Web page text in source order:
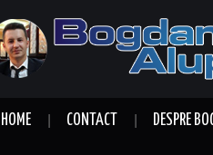
HOME CONTACT DESPRE